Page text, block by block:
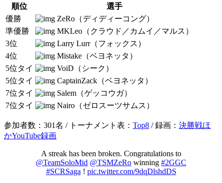
順位
選手
優勝
ZeRo（ディディーコング）
準優勝
MKLeo（クラウド／カムイ／マルス）
3位
Larry Lurr（フォックス）
4位
Mistake（ベヨネッタ）
5位タイ
VoiD（シーク）
5位タイ
CaptainZack（ベヨネッタ）
7位タイ
Salem（ゲッコウガ）
7位タイ
Nairo（ゼロスーツサムス）
参加者数：301名 / トーナメント表： Top8 / 録画： 決勝戦ほ
かYouTube録画
A streak has been broken. Congratulations to
@TeamSoloMid @TSMZeRo winning #2GGC
#SCRSaga ! pic.twitter.com/9dqDlshdDS